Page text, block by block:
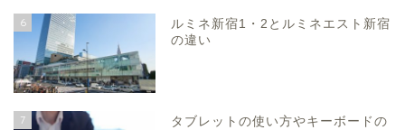
6
ルミネ新宿1・2とルミネエスト新宿
の違い
7
タブレットの使い方やキーボードの